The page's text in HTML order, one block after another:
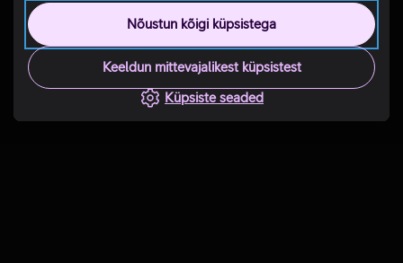
Nõustun kõigi küpsistega
Keeldun mittevajalikest küpsistest
Küpsiste seaded